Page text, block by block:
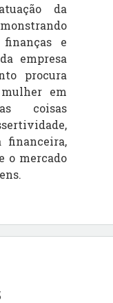
da
e
empresa
procura
mulher em
coisas
financeira,
o mercado